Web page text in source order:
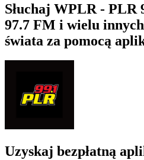
Słuchaj WPLR - PLR
97.7 FM i wielu innych
świata za pomocą
Uzyskaj bezpłatną